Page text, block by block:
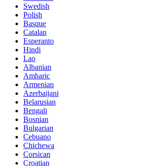
Swedish
Polish
Basque
Catalan
Esperanto
Hindi
Lao
Albanian
Amharic
Armenian
Azerbaijani
Belarusian
Bengali
Bosnian
Bulgarian
Cebuano
Chichewa
Corsican
Croatian